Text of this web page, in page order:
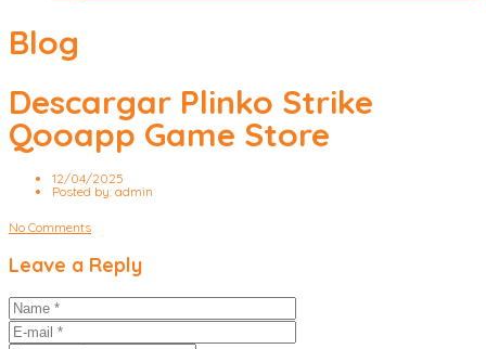
Blog
Descargar Plinko Strike
Qooapp Game Store
12/04/2025
Posted by: admin
No Comments
Leave a Reply